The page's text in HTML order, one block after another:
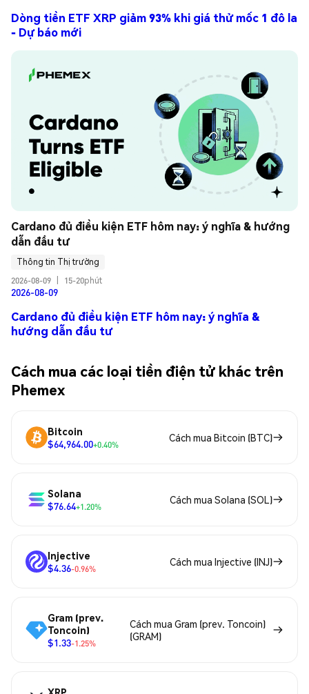
Dòng tiền ETF XRP giảm 93% khi giá thử mốc 1 đô la
- Dự báo mới
Cardano đủ điều kiện ETF hôm nay: ý nghĩa & hướng
dẫn đầu tư
Thông tin Thị trường
2026-08-09
15-20phút
2026-08-09
Cardano đủ điều kiện ETF hôm nay: ý nghĩa &
hướng dẫn đầu tư
Cách mua các loại tiền điện tử khác trên
Phemex
Bitcoin
$64,964.00+0.40%
Cách mua Bitcoin (BTC)
Solana
$76.64+1.20%
Cách mua Solana (SOL)
Injective
$4.36-0.96%
Cách mua Injective (INJ)
Gram (prev.
Toncoin)
$1.33-1.25%
Cách mua Gram (prev. Toncoin)
(GRAM)